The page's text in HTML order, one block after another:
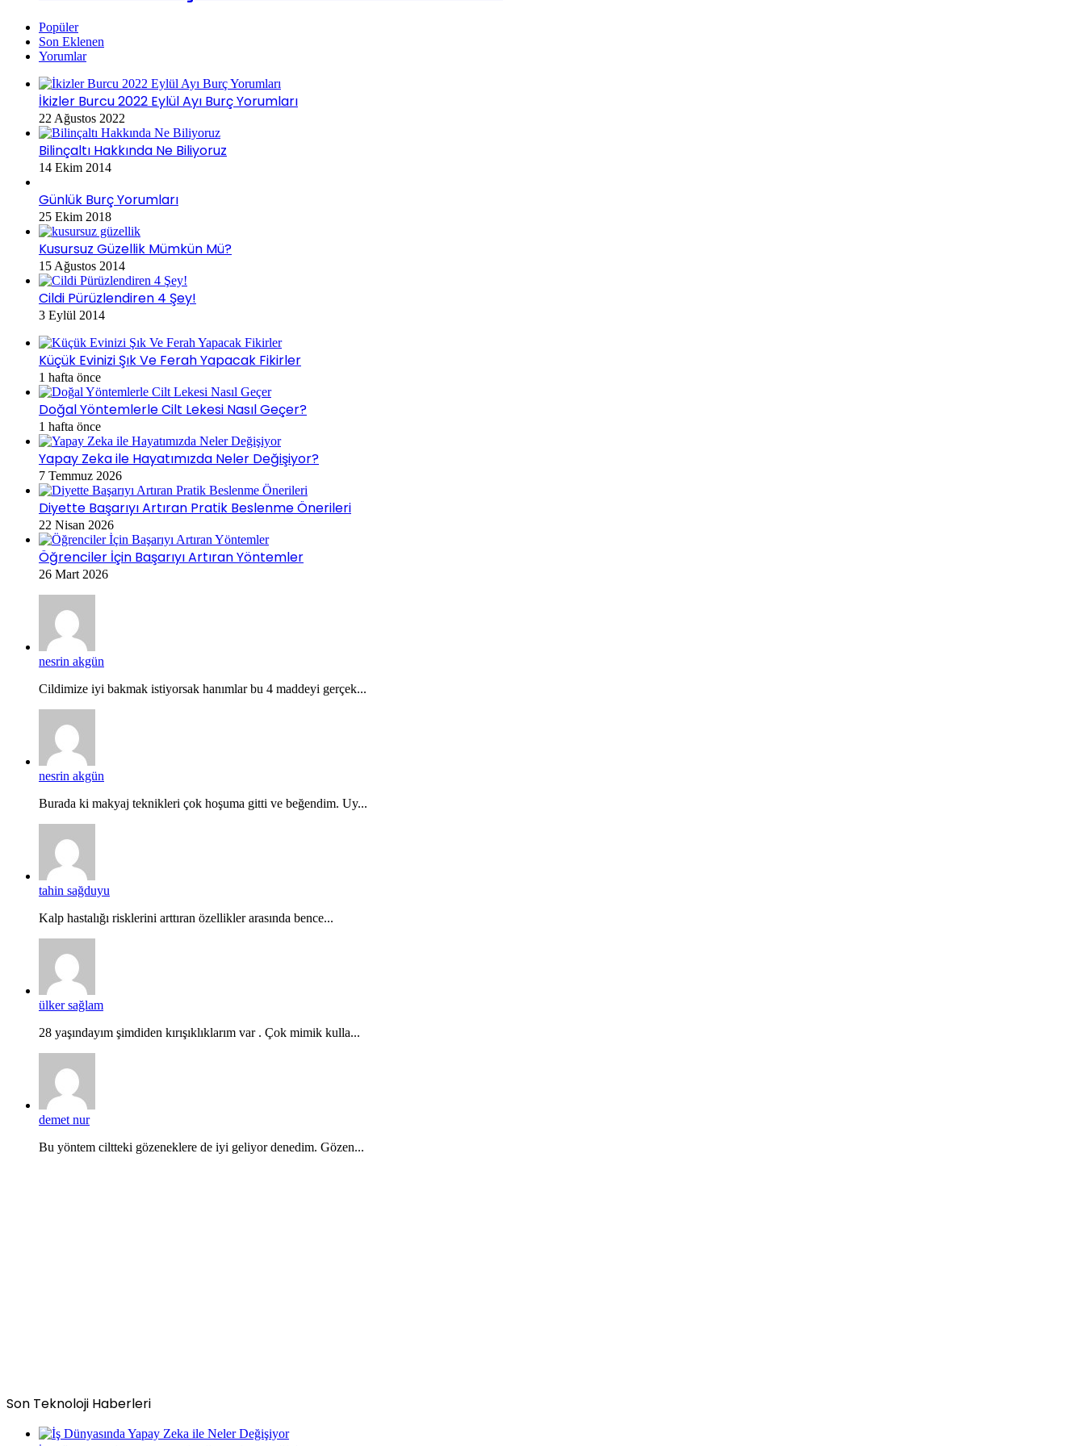
Popüler
Son Eklenen
Yorumlar
İkizler Burcu 2022 Eylül Ayı Burç Yorumları
22 Ağustos 2022
Bilinçaltı Hakkında Ne Biliyoruz
14 Ekim 2014
Günlük Burç Yorumları
25 Ekim 2018
Kusursuz Güzellik Mümkün Mü?
15 Ağustos 2014
Cildi Pürüzlendiren 4 Şey!
3 Eylül 2014
Küçük Evinizi Şık Ve Ferah Yapacak Fikirler
1 hafta önce
Doğal Yöntemlerle Cilt Lekesi Nasıl Geçer?
1 hafta önce
Yapay Zeka ile Hayatımızda Neler Değişiyor?
7 Temmuz 2026
Diyette Başarıyı Artıran Pratik Beslenme Önerileri
22 Nisan 2026
Öğrenciler İçin Başarıyı Artıran Yöntemler
26 Mart 2026
nesrin akgün
Cildimize iyi bakmak istiyorsak hanımlar bu 4 maddeyi gerçek...
nesrin akgün
Burada ki makyaj teknikleri çok hoşuma gitti ve beğendim. Uy...
tahin sağduyu
Kalp hastalığı risklerini arttıran özellikler arasında bence...
ülker sağlam
28 yaşındayım şimdiden kırışıklıklarım var . Çok mimik kulla...
demet nur
Bu yöntem ciltteki gözeneklere de iyi geliyor denedim. Gözen...
Son Teknoloji Haberleri